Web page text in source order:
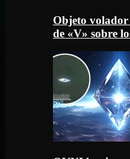
Objeto
de «V» sobre